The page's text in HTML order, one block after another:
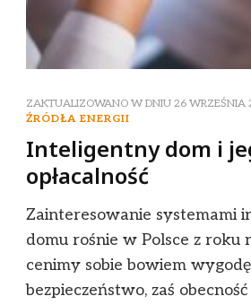
ZAKTUALIZOWANO W DNIU 26 WRZEŚNIA
ŹRÓDŁA ENERGII
Inteligentny dom i
opłacalność
Zainteresowanie systemami
domu rośnie w Polsce z roku
cenimy sobie bowiem
bezpieczeństwo, zaś